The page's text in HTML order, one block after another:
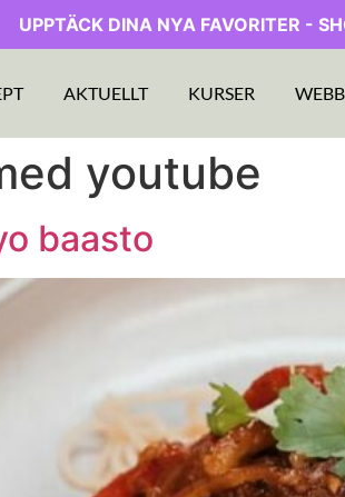
UPPTÄCK DINA NYA FAVORITER -
AKTUELLT KURSER
youtube
baasto